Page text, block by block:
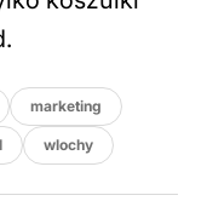
marketing
wlochy